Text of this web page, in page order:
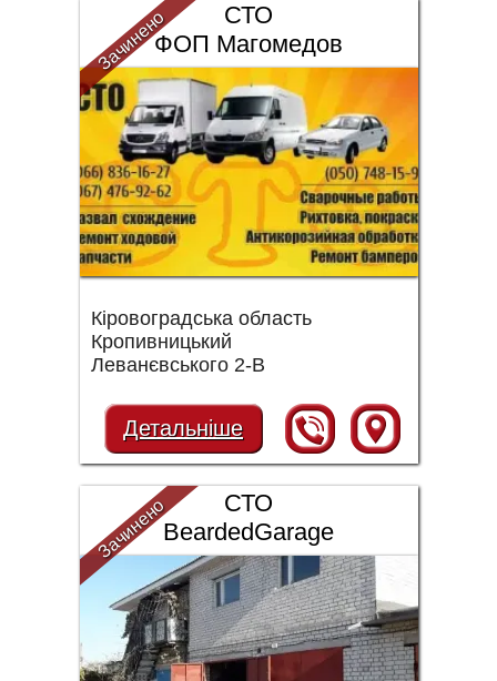
СТО
ФОП Магомедов
Кіровоградська область
Кропивницький
Леванєвського 2-В
Детальніше
Зачинено
СТО
BeardedGarage
Зачинено